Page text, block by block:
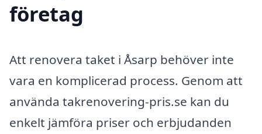
företag
Att renovera taket i Åsarp behöver inte
vara en komplicerad process. Genom att
använda takrenovering-pris.se kan du
enkelt jämföra priser och erbjudanden